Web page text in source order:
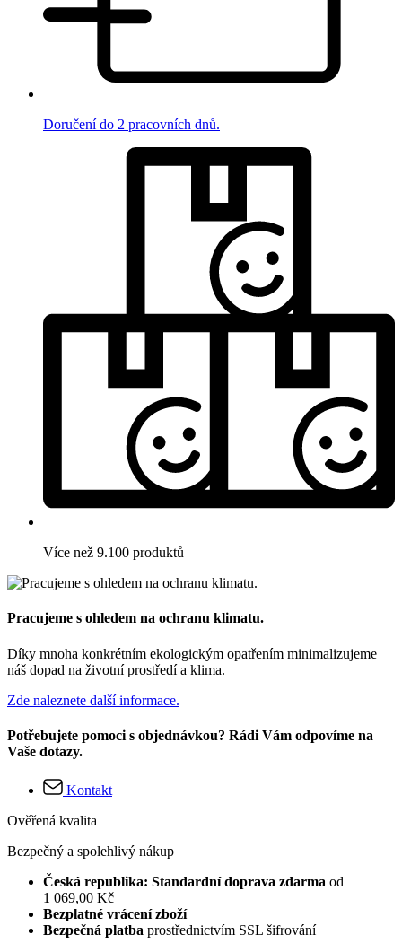
Doručení do 2 pracovních dnů.
Více než 9.100 produktů
Pracujeme s ohledem na ochranu klimatu.
Díky mnoha konkrétním ekologickým opatřením minimalizujeme
náš dopad na životní prostředí a klima.
Zde naleznete další informace.
Potřebujete pomoci s objednávkou? Rádi Vám odpovíme na
Vaše dotazy.
Kontakt
Ověřená kvalita
Bezpečný a spolehlivý nákup
Česká republika: Standardní doprava zdarma od
1 069,00 Kč
Bezplatné vrácení zboží
Bezpečná platba prostřednictvím SSL šifrování